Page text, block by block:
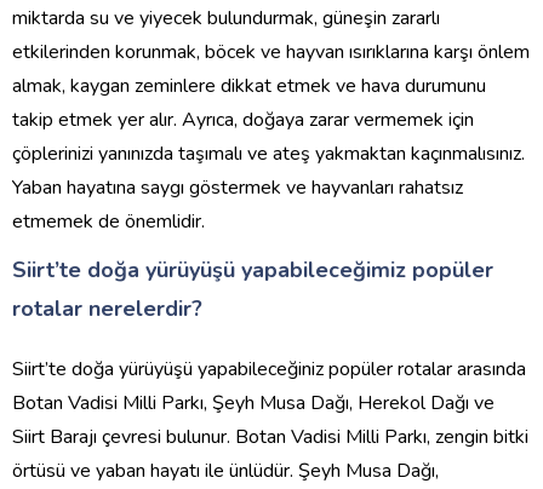
miktarda su ve yiyecek bulundurmak, güneşin zararlı
etkilerinden korunmak, böcek ve hayvan ısırıklarına karşı önlem
almak, kaygan zeminlere dikkat etmek ve hava durumunu
takip etmek yer alır. Ayrıca, doğaya zarar vermemek için
çöplerinizi yanınızda taşımalı ve ateş yakmaktan kaçınmalısınız.
Yaban hayatına saygı göstermek ve hayvanları rahatsız
etmemek de önemlidir.
Siirt’te doğa yürüyüşü yapabileceğimiz popüler
rotalar nerelerdir?
Siirt’te doğa yürüyüşü yapabileceğiniz popüler rotalar arasında
Botan Vadisi Milli Parkı, Şeyh Musa Dağı, Herekol Dağı ve
Siirt Barajı çevresi bulunur. Botan Vadisi Milli Parkı, zengin bitki
örtüsü ve yaban hayatı ile ünlüdür. Şeyh Musa Dağı,